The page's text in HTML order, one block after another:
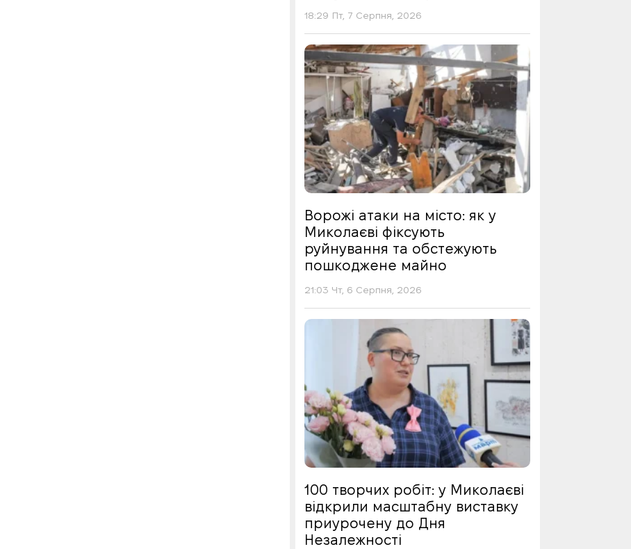
18:29 Пт, 7 Серпня, 2026
Ворожі атаки на місто: як у
Миколаєві фіксують
руйнування та обстежують
пошкоджене майно
21:03 Чт, 6 Серпня, 2026
100 творчих робіт: у Миколаєві
відкрили масштабну виставку
приурочену до Дня
Незалежності